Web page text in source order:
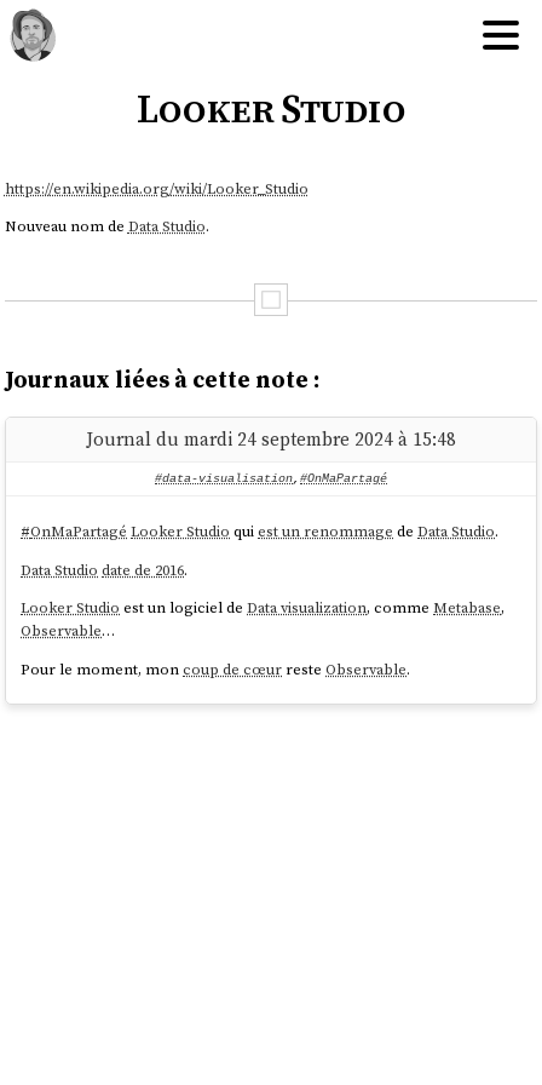
Looker Studio
https://en.wikipedia.org/wiki/Looker_Studio
Nouveau nom de Data Studio.
Journaux liées à cette note :
Journal du mardi 24 septembre 2024 à 15:48
#data-visualisation, #OnMaPartagé
#OnMaPartagé Looker Studio quiest un renommage deData Studio.
Data Studio date de 2016.
Looker Studio est un logiciel deData visualization, commeMetabase,
Observable…
Pour le moment, moncoup de cœur resteObservable.